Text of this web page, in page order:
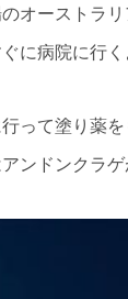
オーストラ
に病院に行く
って塗り薬
ンドンクラ